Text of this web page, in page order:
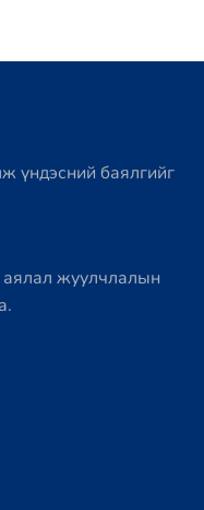
үндэсний баялгийг
аялал жуулчлалын